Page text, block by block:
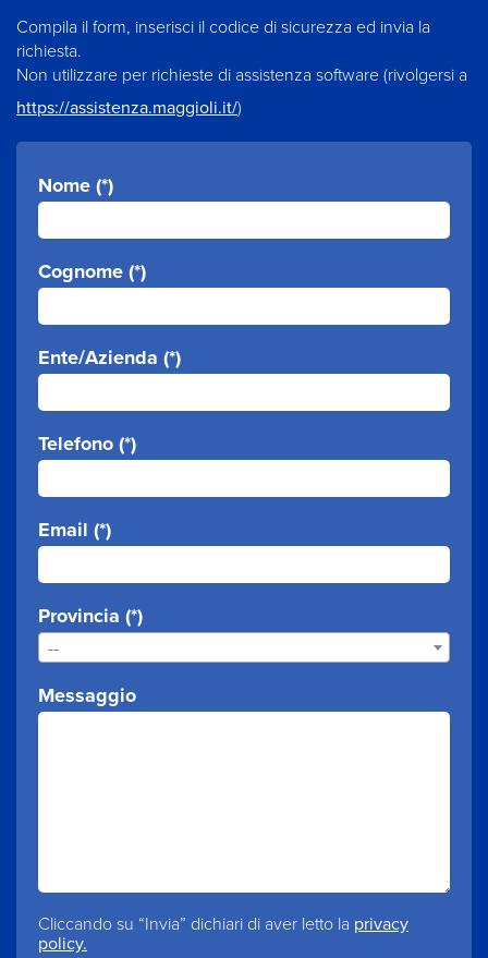
Compila il form, inserisci il codice di sicurezza ed invia la
richiesta.
Non utilizzare per richieste di assistenza software (rivolgersi a
https://assistenza.maggioli.it/)
Nome (*)
Cognome (*)
Ente/Azienda (*)
Telefono (*)
Email (*)
Provincia (*)
--
Messaggio
Cliccando su “Invia” dichiari di aver letto la privacy
policy.